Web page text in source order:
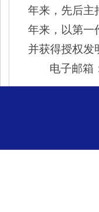
年来，先后主
年来，以第一
并获得授权发
电子邮箱